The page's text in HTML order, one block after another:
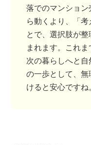
落でのマンショ
ら動くより、「
とで、選択肢が
まれます。これま
次の暮らしへと
の一歩として、
けると安心ですね